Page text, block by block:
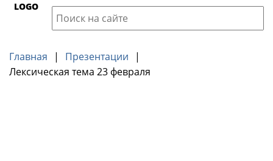
LOGO
Главная | Презентации
|
Лексическая тема 23 февраля